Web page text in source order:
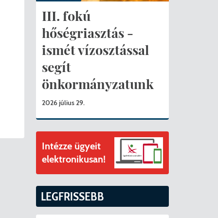
ütem
nyert az alábbi projekt vonatkozásában.
III. fokú
hőségriasztás -
ismét vízosztással
segít
önkormányzatunk
2026 július 29.
Intézze ügyeit
elektronikusan!
LEGFRISSEBB